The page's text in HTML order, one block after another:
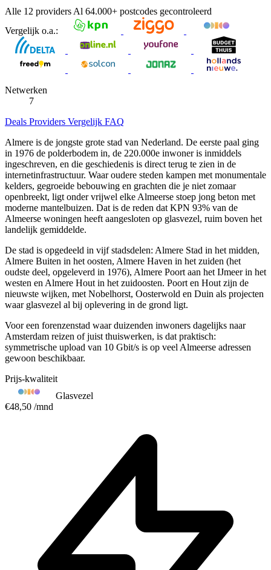
Alle 12 providers Al 64.000+ postcodes gecontroleerd
Vergelijk o.a.:
Netwerken
7
Deals Providers Vergelijk FAQ
Almere is de jongste grote stad van Nederland. De eerste paal ging
in 1976 de polderbodem in, de 220.000e inwoner is inmiddels
ingeschreven, en die geschiedenis is direct terug te zien in de
internetinfrastructuur. Waar oudere steden kampen met monumentale
kelders, gegroeide bebouwing en grachten die je niet zomaar
openbreekt, ligt onder vrijwel elke Almeerse stoep jong beton met
moderne mantelbuizen. Dat is de reden dat KPN 93% van de
Almeerse woningen heeft aangesloten op glasvezel, ruim boven het
landelijk gemiddelde.
De stad is opgedeeld in vijf stadsdelen: Almere Stad in het midden,
Almere Buiten in het oosten, Almere Haven in het zuiden (het
oudste deel, opgeleverd in 1976), Almere Poort aan het IJmeer in het
westen en Almere Hout in het zuidoosten. Poort en Hout zijn de
nieuwste wijken, met Nobelhorst, Oosterwold en Duin als projecten
waar glasvezel al bij oplevering in de grond ligt.
Voor een forenzenstad waar duizenden inwoners dagelijks naar
Amsterdam reizen of juist thuiswerken, is dat praktisch:
symmetrische upload van 10 Gbit/s is op veel Almeerse adressen
gewoon beschikbaar.
Prijs-kwaliteit
Glasvezel
€48,50 /mnd